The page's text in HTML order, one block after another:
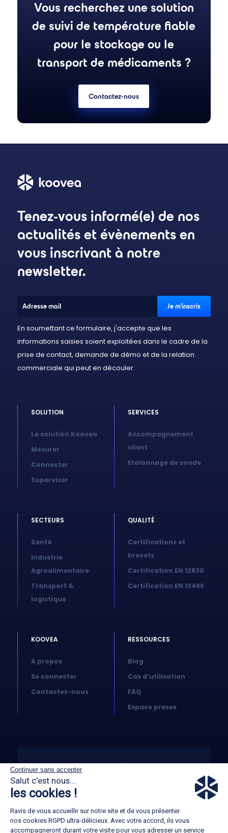
Continuer sans accepter
Salut c'est nous...
les cookies !
Ravis de vous accueillir sur notre site et de vous présenter
nos cookies RGPD ultra-délicieux. Avec votre accord, ils vous
accompagneront durant votre visite pour vous adresser un service
Vous recherchez une solution
de suivi de température fiable
pour le stockage ou le
transport de médicaments ?
Contactez-nous
Tenez-vous informé(e) de nos
actualités et évènements en
vous inscrivant à notre
newsletter.
En soumettant ce formulaire, j'accepte que les
informations saisies soient exploitées dans le cadre de la
prise de contact, demande de démo et de la relation
commerciale qui peut en découler.
SOLUTION
La solution Koovea
Mesurer
Connecter
Superviser
SERVICES
Accompagnement
client
Etalonnage de sonde
SECTEURS
Santé
Industrie
Agroalimentaire
Transport &
logistique
QUALITÉ
Certifications et
brevets
Certification EN 12830
Certification EN 13486
KOOVEA
A propos
Se connecter
Contactez-nous
RESSOURCES
Blog
Cas d’utilisation
FAQ
Espace presse
© 2026 Koovea. All right reserved
GTC